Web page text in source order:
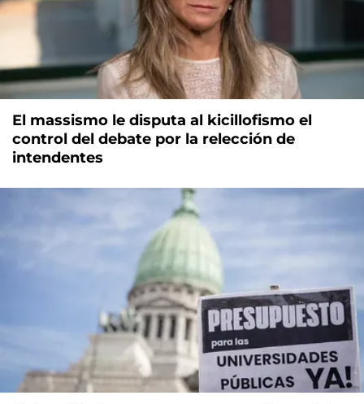
El massismo le disputa al kicillofismo el
control del debate por la relección de
intendentes